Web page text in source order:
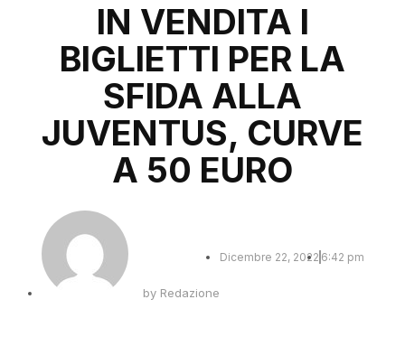
IN VENDITA I
BIGLIETTI PER LA
SFIDA ALLA
JUVENTUS, CURVE
A 50 EURO
byRedazione
Dicembre 22, 2022 6:42 pm